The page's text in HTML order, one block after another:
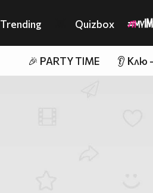
Trending Quizbox
🎉 PARTY TIME 👂 Клю